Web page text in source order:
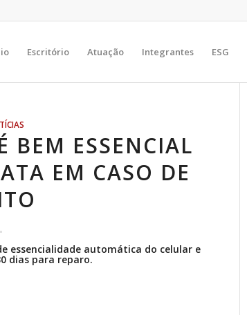
Escritório Atuação Integrantes ESG
BEM ESSENCIAL
EM CASO DE
essencialidade automática do celular e
dias para reparo.